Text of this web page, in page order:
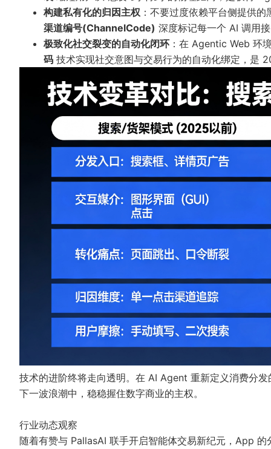
构建私有化的归因主权 ：不要过度依赖平台侧提供
渠道编号(ChannelCode) 深度标记每一个 AI 调用
极致化社交裂变的自动化闭环：在 Agentic Web 环
码 技术实现社交意图与交易行为的自动化绑定，是
技术的进阶终将走向透明。在 AI Agent 重新定义消费分
下一波浪潮中，稳稳握住数字商业的主权。
行业动态观察
随着有赞与 PallasAI 联手开启智能体交易新纪元，App